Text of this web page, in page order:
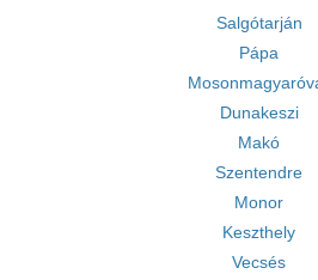
Salgótarján
Pápa
Dunakeszi
Makó
Szentendre
Monor
Keszthely
Vecsés